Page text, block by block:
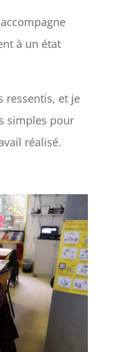
à un état
ressentis, et je
simples pour
réalisé.